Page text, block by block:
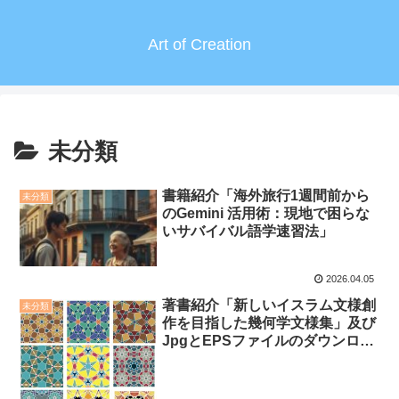
Art of Creation
未分類
未分類
書籍紹介「海外旅行1週間前から
のGemini 活用術：現地で困らな
いサバイバル語学速習法」
2026.04.05
未分類
著書紹介「新しいイスラム文様創
作を目指した幾何学文様集」及び
JpgとEPSファイルのダウンロー